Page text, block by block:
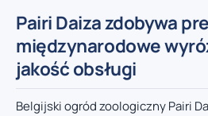
Pairi Daiza zdobywa
międzynarodowe
jakość obsługi
Belgijski ogród zoologiczny Pairi